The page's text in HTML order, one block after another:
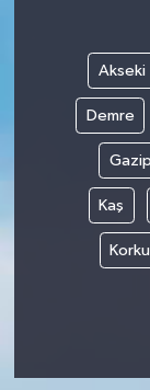
Akseki
Demre
Kaş